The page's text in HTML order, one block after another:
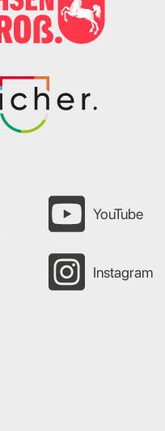
YouTube
Instagram